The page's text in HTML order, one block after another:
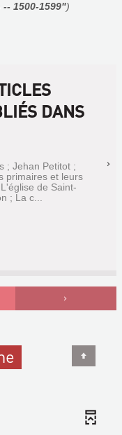
1500-1599")
DANS
; Jehan Petitot ;
primaires et leurs
de Saint-
; La c...